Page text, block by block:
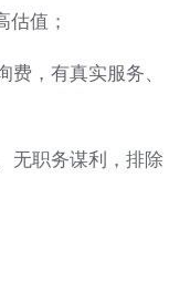
值；
，有真实服务、
无职务谋利，排除